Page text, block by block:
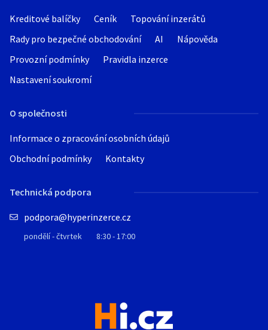
Kreditové balíčky Ceník
Topování inzerátů
Rady pro bezpečné obchodování
AI
Nápověda
Provozní podmínky
Pravidla inzerce
Nastavení soukromí
O společnosti
Informace o zpracování osobních údajů
Obchodní podmínky
Kontakty
Technická podpora
podpora@hyperinzerce.cz
pondělí - čtvrtek 8:30 - 17:00